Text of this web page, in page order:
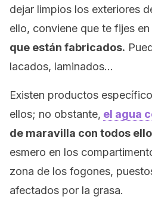
dejar limpios los exteriores
ello, conviene que te fijes en
que están fabricados.
lacados, laminados…
Existen productos
ellos; no obstante, el agua
de maravilla con todos
esmero en los
zona de los fogones,
afectados por la grasa.